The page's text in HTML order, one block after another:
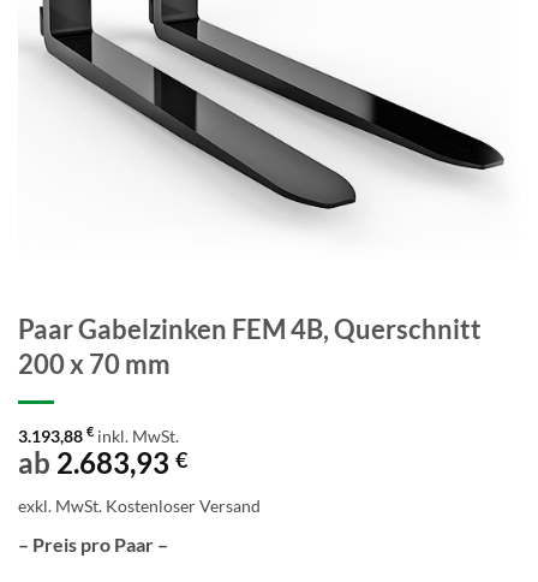
Paar Gabelzinken FEM 4B, Querschnitt
200 x 70 mm
3.193,88 € inkl. MwSt.
ab 2.683,93 €
exkl. MwSt. Kostenloser Versand
– Preis pro Paar –